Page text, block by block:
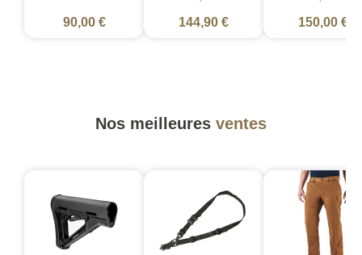
90,00 € 144,90 € 150,00 €
Nos meilleures ventes